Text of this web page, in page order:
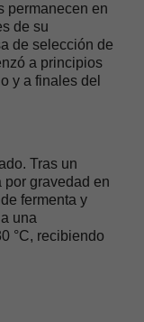
permanecen en
de su
de selección de
a principios
y a finales del
Tras un
por gravedad en
fermenta y
una
°C, recibiendo